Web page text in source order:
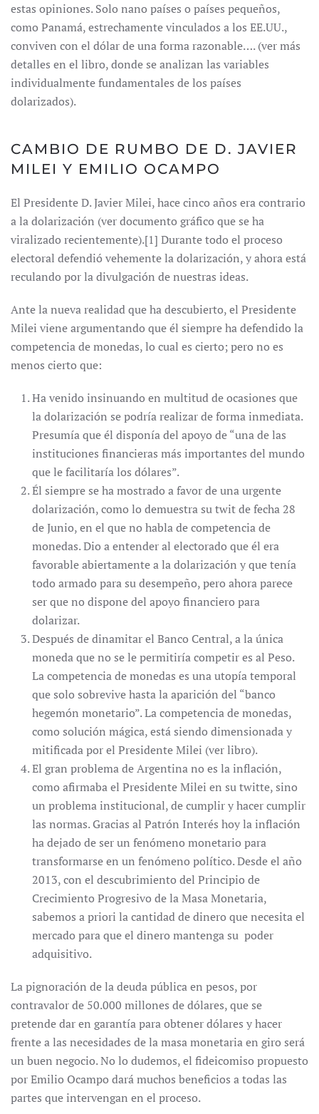
estas opiniones. Solo nano países o países pequeños,
como Panamá, estrechamente vinculados a los EE.UU.,
conviven con el dólar de una forma razonable…. (ver más
detalles en el libro, donde se analizan las variables
individualmente fundamentales de los países
dolarizados).
CAMBIO DE RUMBO DE D. JAVIER
MILEI Y EMILIO OCAMPO
El Presidente D. Javier Milei, hace cinco años era contrario
a la dolarización (ver documento gráfico que se ha
viralizado recientemente).[1] Durante todo el proceso
electoral defendió vehemente la dolarización, y ahora está
reculando por la divulgación de nuestras ideas.
Ante la nueva realidad que ha descubierto, el Presidente
Milei viene argumentando que él siempre ha defendido la
competencia de monedas, lo cual es cierto; pero no es
menos cierto que:
Ha venido insinuando en multitud de ocasiones que
la dolarización se podría realizar de forma inmediata.
Presumía que él disponía del apoyo de “una de las
instituciones financieras más importantes del mundo
que le facilitaría los dólares”.
Él siempre se ha mostrado a favor de una urgente
dolarización, como lo demuestra su twit de fecha 28
de Junio, en el que no habla de competencia de
monedas. Dio a entender al electorado que él era
favorable abiertamente a la dolarización y que tenía
todo armado para su desempeño, pero ahora parece
ser que no dispone del apoyo financiero para
dolarizar.
Después de dinamitar el Banco Central, a la única
moneda que no se le permitiría competir es al Peso.
La competencia de monedas es una utopía temporal
que solo sobrevive hasta la aparición del “banco
hegemón monetario”. La competencia de monedas,
como solución mágica, está siendo dimensionada y
mitificada por el Presidente Milei (ver libro).
El gran problema de Argentina no es la inflación,
como afirmaba el Presidente Milei en su twitte, sino
un problema institucional, de cumplir y hacer cumplir
las normas. Gracias al Patrón Interés hoy la inflación
ha dejado de ser un fenómeno monetario para
transformarse en un fenómeno político. Desde el año
2013, con el descubrimiento del Principio de
Crecimiento Progresivo de la Masa Monetaria,
sabemos a priori la cantidad de dinero que necesita el
mercado para que el dinero mantenga su poder
adquisitivo.
La pignoración de la deuda pública en pesos, por
contravalor de 50.000 millones de dólares, que se
pretende dar en garantía para obtener dólares y hacer
frente a las necesidades de la masa monetaria en giro será
un buen negocio. No lo dudemos, el fideicomiso propuesto
por Emilio Ocampo dará muchos beneficios a todas las
partes que intervengan en el proceso.